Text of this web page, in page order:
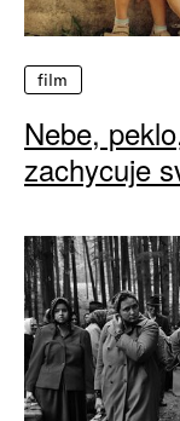
film
Nebe,
zachycuje